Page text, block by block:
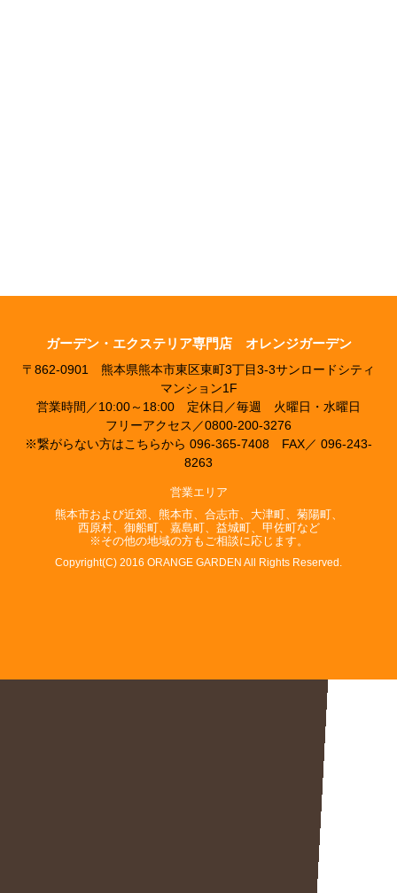
フリーアクセス／0800-200-3276
8263
営業エリア
熊本市および近郊、熊本市、合志市、大津町、菊陽町、
西原村、御船町、嘉島町、益城町、甲佐町など
※その他の地域の方もご相談に応じます。